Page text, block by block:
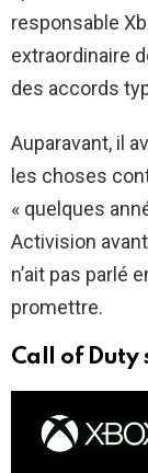
responsable
extraordinaire
des accords
Auparavant, il
les choses
« quelques
Activision
n’ait pas parlé
promettre.
Call of Duty